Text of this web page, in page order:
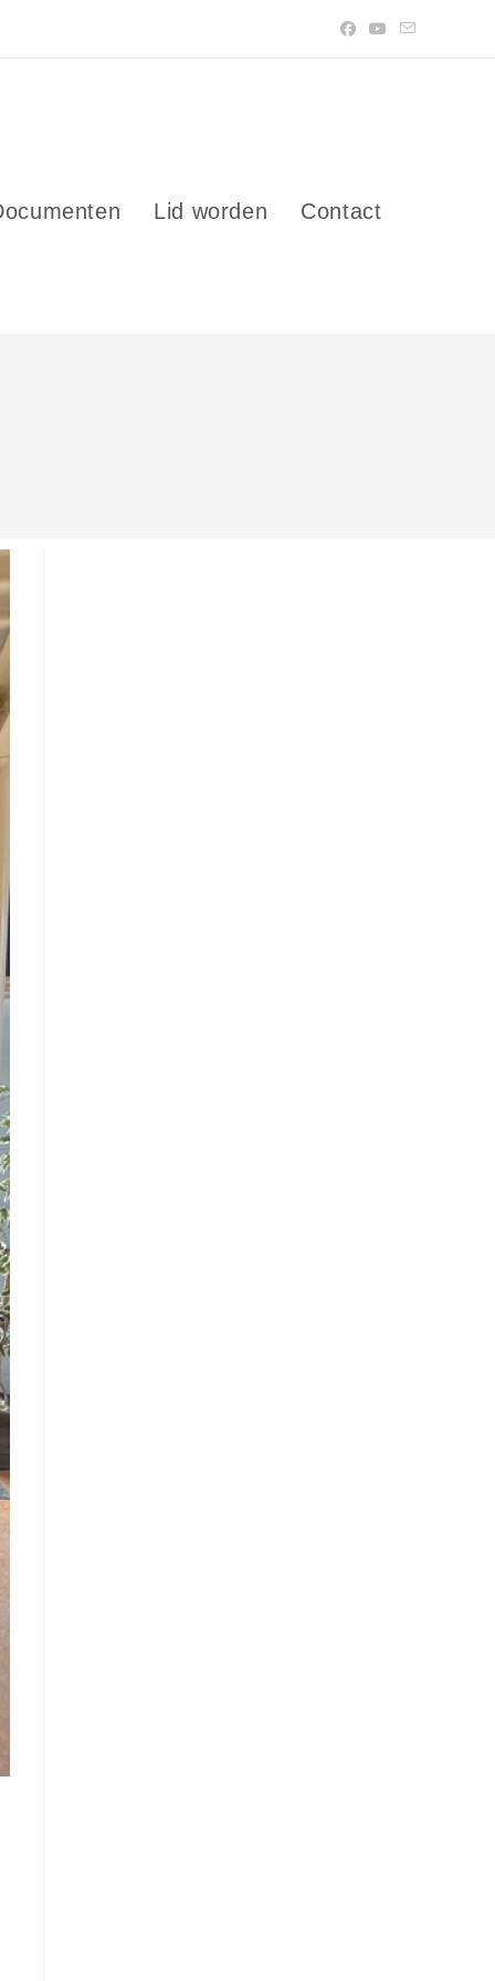
Lid worden Contact